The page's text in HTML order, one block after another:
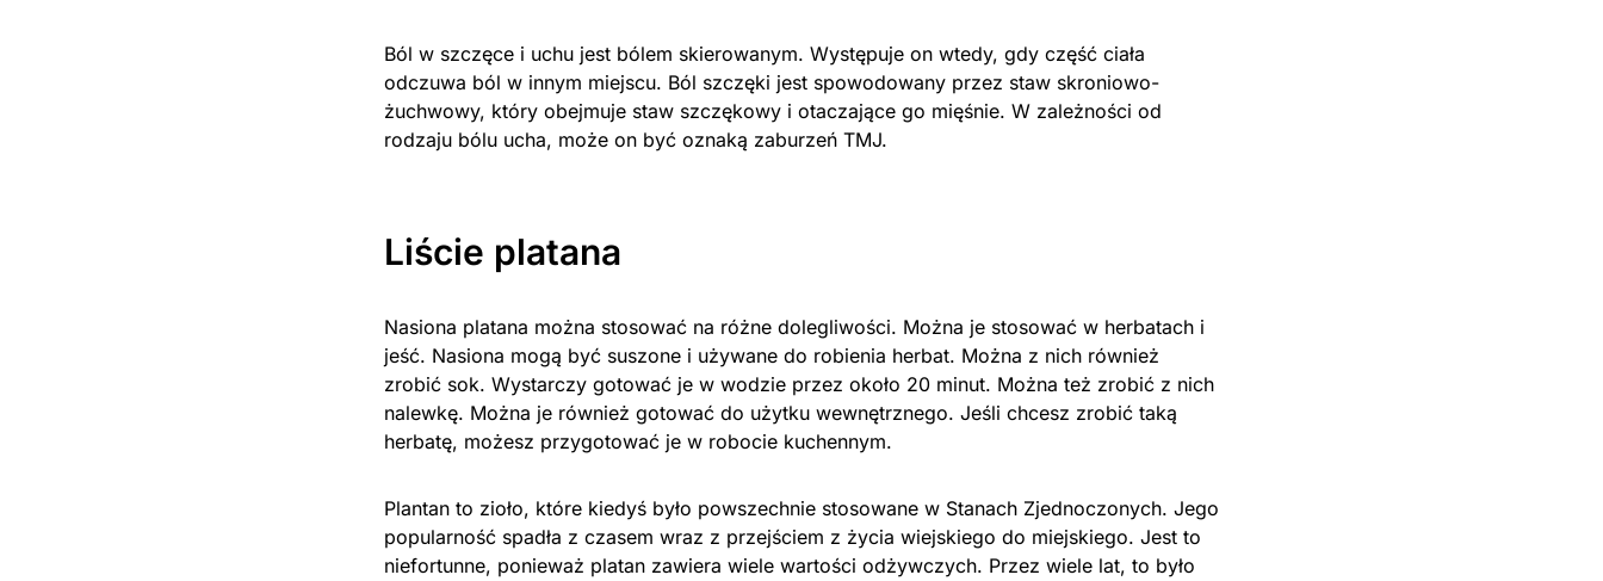
Ból w szczęce i uchu jest bólem skierowanym. Występuje on wtedy, gdy część ciała
odczuwa ból w innym miejscu. Ból szczęki jest spowodowany przez staw skroniowo-
żuchwowy, który obejmuje staw szczękowy i otaczające go mięśnie. W zależności od
rodzaju bólu ucha, może on być oznaką zaburzeń TMJ.
Liście platana
Nasiona platana można stosować na różne dolegliwości. Można je stosować w herbatach i
jeść. Nasiona mogą być suszone i używane do robienia herbat. Można z nich również
zrobić sok. Wystarczy gotować je w wodzie przez około 20 minut. Można też zrobić z nich
nalewkę. Można je również gotować do użytku wewnętrznego. Jeśli chcesz zrobić taką
herbatę, możesz przygotować je w robocie kuchennym.
Plantan to zioło, które kiedyś było powszechnie stosowane w Stanach Zjednoczonych. Jego
popularność spadła z czasem wraz z przejściem z życia wiejskiego do miejskiego. Jest to
niefortunne, ponieważ platan zawiera wiele wartości odżywczych. Przez wiele lat, to było